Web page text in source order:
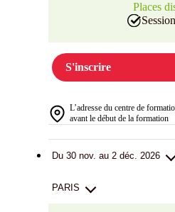
Places
S'inscrire
L’adresse du centre de
avant le début de la formation
Du 30 nov. au 2 déc. 2026
PARIS